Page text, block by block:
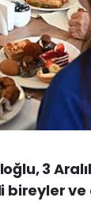
3
bireyler